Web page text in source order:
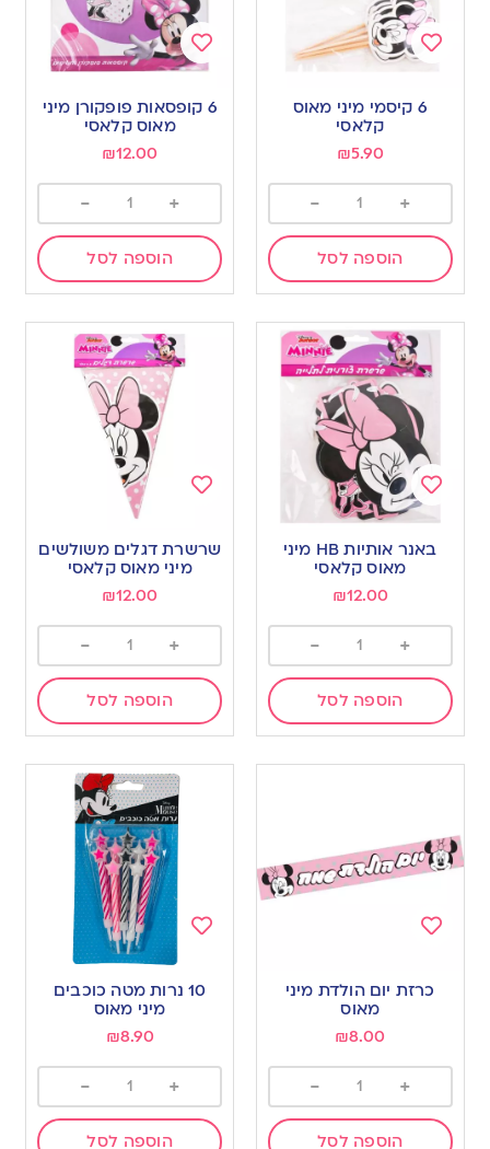
wishlist
6 קיסמי מיני מאוס
קלאסי
₪5.90
+
-
הוספה לסל
Add
to
wishlist
6 קופסאות פופקורן מיני
מאוס קלאסי
₪12.00
+
-
הוספה לסל
Add
wishlist
באנר אותיות HB מיני
מאוס קלאסי
₪12.00
+
-
הוספה לסל
to
wishlist
שרשרת דגלים משולשים
מיני מאוס קלאסי
₪12.00
+
-
הוספה לסל
כרזת יום הולדת מיני
מאוס
₪8.00
+
-
הוספה לסל
wishlist
10 נרות מטה כוכבים
מיני מאוס
₪8.90
+
-
הוספה לסל